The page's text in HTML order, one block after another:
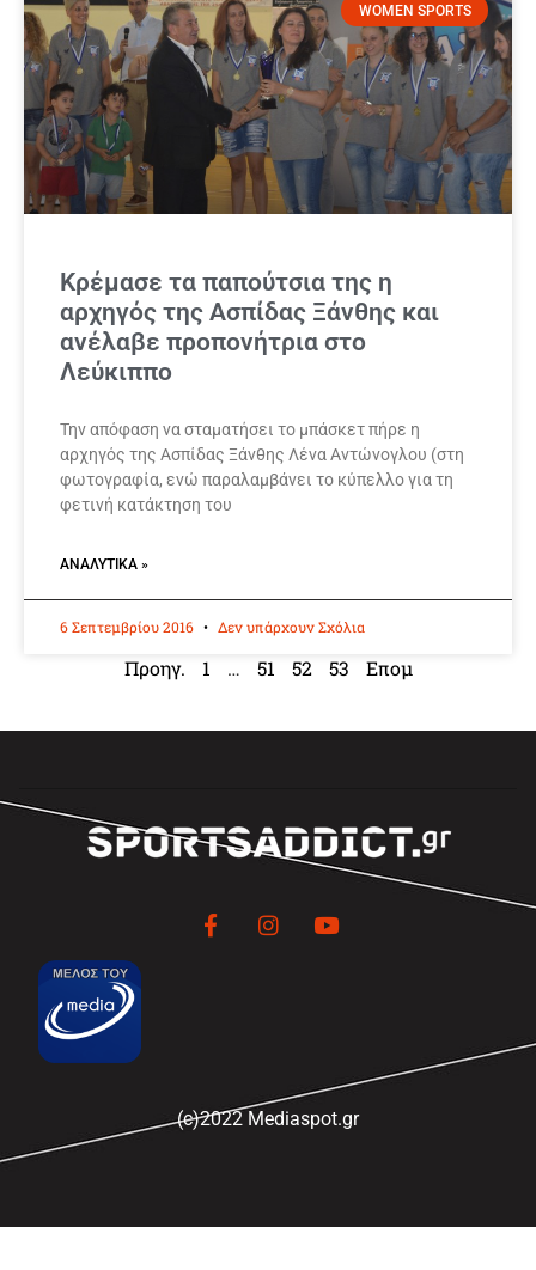
WOMEN SPORTS
Κρέμασε τα παπούτσια της η
αρχηγός της Ασπίδας Ξάνθης και
ανέλαβε προπονήτρια στο
Λεύκιππο
Την απόφαση να σταματήσει το μπάσκετ πήρε η
αρχηγός της Ασπίδας Ξάνθης Λένα Αντώνογλου (στη
φωτογραφία, ενώ παραλαμβάνει το κύπελλο για τη
φετινή κατάκτηση του
ΑΝΑΛΥΤΙΚΆ »
6 Σεπτεμβρίου 2016 Δεν υπάρχουν Σχόλια
Προηγ. 1 … 51 52 53 Επομ
(c)2022 Mediaspot.gr